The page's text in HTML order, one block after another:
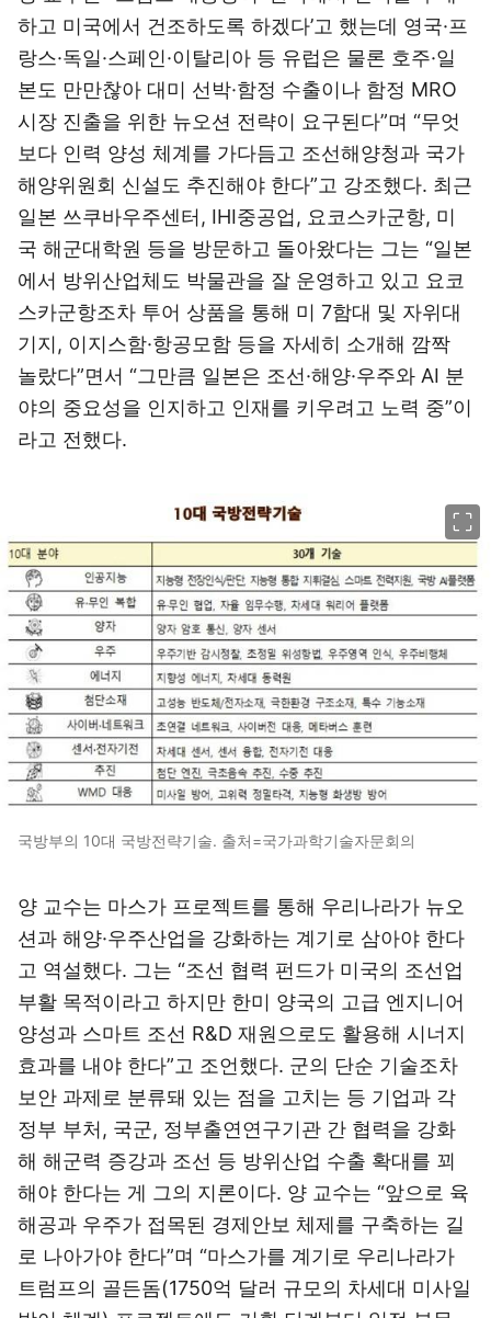
하고 미국에서 건조하도록 하겠다’고 했는데 영국·프
랑스·독일·스페인·이탈리아 등 유럽은 물론 호주·일
본도 만만찮아 대미 선박·함정 수출이나 함정 MRO
시장 진출을 위한 뉴오션 전략이 요구된다”며 “무엇
보다 인력 양성 체계를 가다듬고 조선해양청과 국가
해양위원회 신설도 추진해야 한다”고 강조했다. 최근
일본 쓰쿠바우주센터, IHI중공업, 요코스카군항, 미
국 해군대학원 등을 방문하고 돌아왔다는 그는 “일본
에서 방위산업체도 박물관을 잘 운영하고 있고 요코
스카군항조차 투어 상품을 통해 미 7함대 및 자위대
기지, 이지스함·항공모함 등을 자세히 소개해 깜짝
놀랐다”면서 “그만큼 일본은 조선·해양·우주와 AI 분
야의 중요성을 인지하고 인재를 키우려고 노력 중”이
라고 전했다.
국방부의 10대 국방전략기술. 출처=국가과학기술자문회의
양 교수는 마스가 프로젝트를 통해 우리나라가 뉴오
션과 해양·우주산업을 강화하는 계기로 삼아야 한다
고 역설했다. 그는 “조선 협력 펀드가 미국의 조선업
부활 목적이라고 하지만 한미 양국의 고급 엔지니어
양성과 스마트 조선 R&D 재원으로도 활용해 시너지
효과를 내야 한다”고 조언했다. 군의 단순 기술조차
보안 과제로 분류돼 있는 점을 고치는 등 기업과 각
정부 부처, 국군, 정부출연연구기관 간 협력을 강화
해 해군력 증강과 조선 등 방위산업 수출 확대를 꾀
해야 한다는 게 그의 지론이다. 양 교수는 “앞으로 육
해공과 우주가 접목된 경제안보 체제를 구축하는 길
로 나아가야 한다”며 “마스가를 계기로 우리나라가
트럼프의 골든돔(1750억 달러 규모의 차세대 미사일